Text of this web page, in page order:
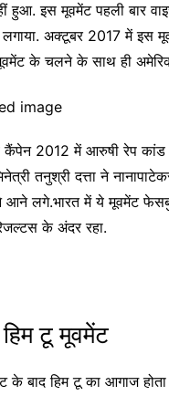
हुआ. इस मूवमेंट पहली बार
अक्टूबर 2017 में इस
के चलने के साथ ही
कैंपेन 2012 में आरुषी रेप कांड
तनुश्री दत्ता ने
आने लगे.भारत में ये मूवमेंट
के अंदर रहा.
टू मूवमेंट
के बाद हिम टू का आगाज